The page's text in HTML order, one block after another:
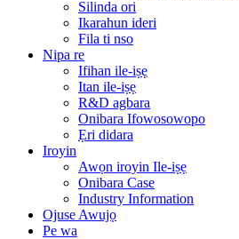
Silinda ori
Ikarahun ideri
Fila ti nso
Nipa re
Ifihan ile-iṣẹ
Itan ile-iṣẹ
R&D agbara
Onibara Ifowosowopo
Ẹri didara
Iroyin
Awọn iroyin Ile-iṣẹ
Onibara Case
Industry Information
Ojuse Awujọ
Pe wa